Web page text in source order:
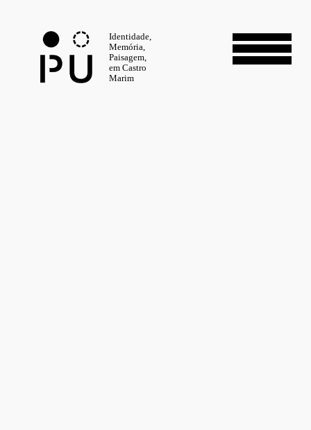
Identidade,
Memória,
Paisagem,
em Castro
Marim